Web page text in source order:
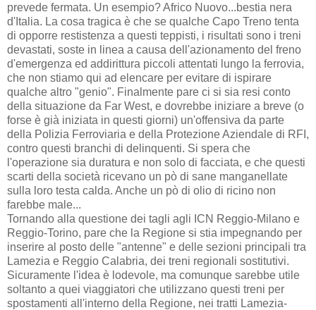
prevede fermata. Un esempio? Africo Nuovo...bestia nera
d'Italia. La cosa tragica è che se qualche Capo Treno tenta
di opporre restistenza a questi teppisti, i risultati sono i treni
devastati, soste in linea a causa dell'azionamento del freno
d'emergenza ed addirittura piccoli attentati lungo la ferrovia,
che non stiamo qui ad elencare per evitare di ispirare
qualche altro "genio". Finalmente pare ci si sia resi conto
della situazione da Far West, e dovrebbe iniziare a breve (o
forse è già iniziata in questi giorni) un'offensiva da parte
della Polizia Ferroviaria e della Protezione Aziendale di RFI,
contro questi branchi di delinquenti. Si spera che
l'operazione sia duratura e non solo di facciata, e che questi
scarti della società ricevano un pò di sane manganellate
sulla loro testa calda. Anche un pò di olio di ricino non
farebbe male...
Tornando alla questione dei tagli agli ICN Reggio-Milano e
Reggio-Torino, pare che la Regione si stia impegnando per
inserire al posto delle "antenne" e delle sezioni principali tra
Lamezia e Reggio Calabria, dei treni regionali sostitutivi.
Sicuramente l'idea è lodevole, ma comunque sarebbe utile
soltanto a quei viaggiatori che utilizzano questi treni per
spostamenti all'interno della Regione, nei tratti Lamezia-